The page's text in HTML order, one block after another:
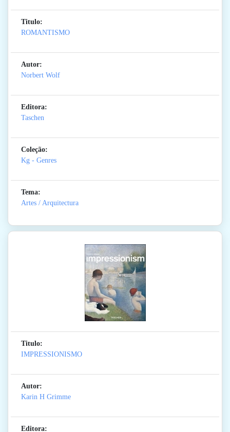
Titulo:
ROMANTISMO
Autor:
Norbert Wolf
Editora:
Taschen
Coleção:
Kg - Genres
Tema:
Artes / Arquitectura
Titulo:
IMPRESSIONISMO
Autor:
Karin H Grimme
Editora: